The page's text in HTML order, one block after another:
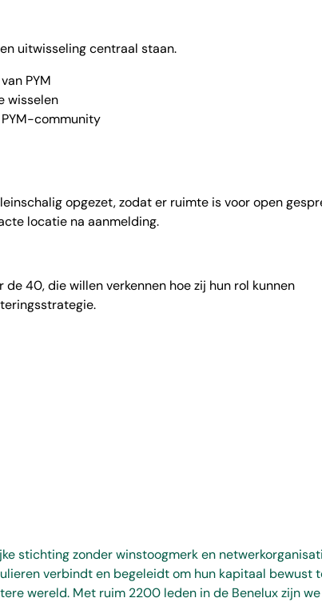
uitwisseling centraal staan.
PYM
wisselen
community
opgezet, zodat er ruimte is voor open
locatie na aanmelding.
40, die willen verkennen hoe zij hun rol kunnen
stichting zonder winstoogmerk en
verbindt en begeleidt om hun kapitaal bewust
wereld. Met ruim 2200 leden in de Benelux zijn we